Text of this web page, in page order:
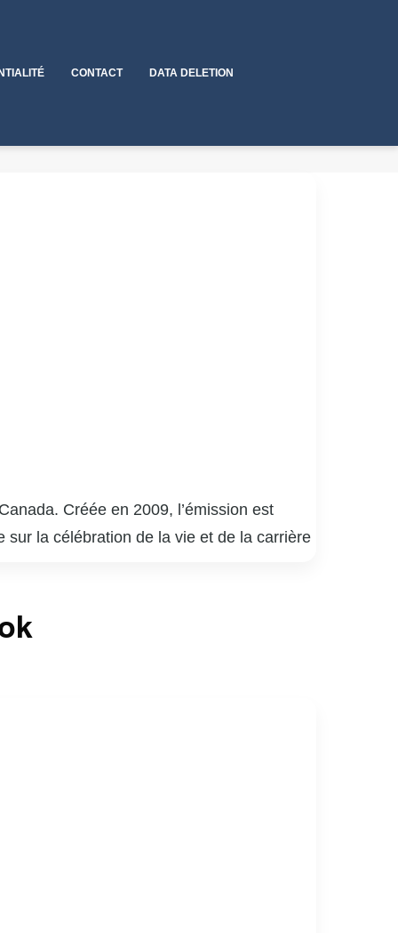
CONTACT DATA DELETION
Créée en 2009, l’émission est
sur la célébration de la vie et de la carrière
a su captiver le cœur des téléspectateurs